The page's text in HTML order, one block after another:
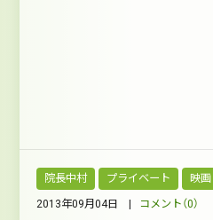
院長中村 プライベート 映画
2013年09月04日 | コメント（0）